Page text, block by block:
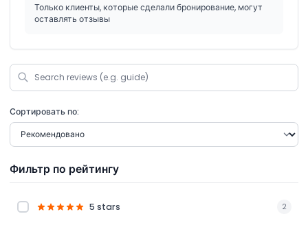
Только клиенты, которые сделали бронирование, могут
оставлять отзывы
Сортировать по:
Фильтр по рейтингу
5 stars 2